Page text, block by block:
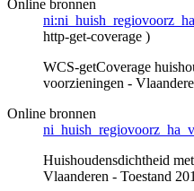
Online bronnen
http-get-coverage )
WCS-getCoverage
voorzieningen -
Online bronnen
Huishoudensdichtheid
Vlaanderen - Toestand